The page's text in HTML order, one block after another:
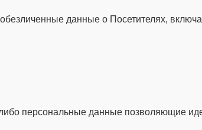
данные о Посетителях,
персональные данные позволяющие